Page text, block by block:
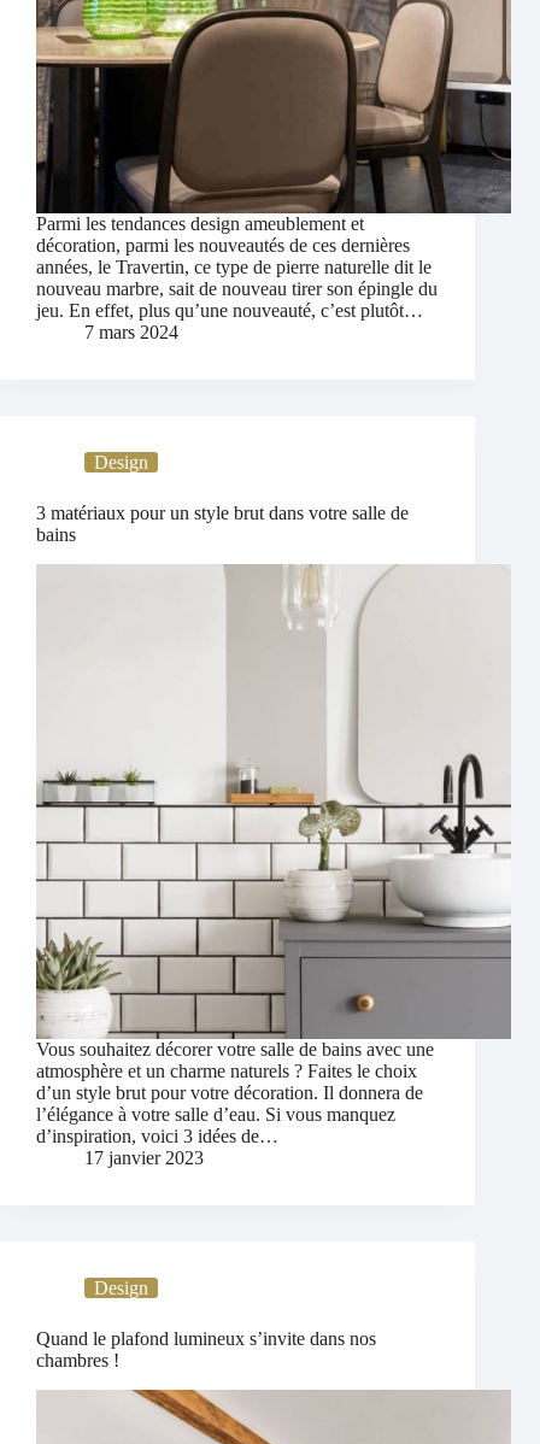
Parmi les tendances design ameublement et
décoration, parmi les nouveautés de ces dernières
années, le Travertin, ce type de pierre naturelle dit le
nouveau marbre, sait de nouveau tirer son épingle du
jeu. En effet, plus qu’une nouveauté, c’est plutôt…
7 mars 2024
Design
3 matériaux pour un style brut dans votre salle de
bains
Vous souhaitez décorer votre salle de bains avec une
atmosphère et un charme naturels ? Faites le choix
d’un style brut pour votre décoration. Il donnera de
l’élégance à votre salle d’eau. Si vous manquez
d’inspiration, voici 3 idées de…
17 janvier 2023
Design
Quand le plafond lumineux s’invite dans nos
chambres !